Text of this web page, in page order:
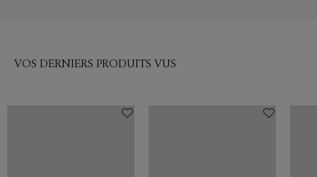
VOS DERNIERS PRODUITS VUS